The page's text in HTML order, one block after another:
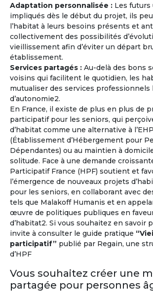
Adaptation personnalisée : Les futurs
impliqués dès le début du projet, ils
l’habitat à leurs besoins présents et
collectivement des possibilités
vieillissement afin d’éviter un départ
établissement.
Services partagés : Au-delà des bons
voisins qui facilitent le quotidien, les
mutualiser des services professionnels
d’autonomie2.
En France, il existe de plus en plus de
participatif pour les seniors, qui
d’habitat comme une alternative à
(Établissement d’Hébergement pour
Dépendantes) ou au maintien à
solitude. Face à une demande
Participatif France (HPF) soutient et
l’émergence de nouveaux projets
pour les seniors, en collaborant avec
tels que Malakoff Humanis et en
œuvre de politiques publiques en
d’habitat2. Si vous souhaitez en savoir
invite à consulter le guide pratique
participatif” publié par Regain, une
d’HPF
Vous souhaitez créer une
partagée pour personnes
écologique, co-acheter ou co-
En savoir
sur
la Maison Partagée
Vivez l'expérience à
Environ un million de retraités
l'étrangeret un senior sur trois
retraite hors de la
À l'année ou pour